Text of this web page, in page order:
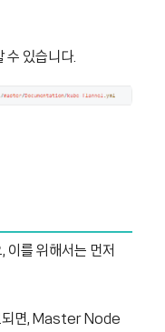
수 있습니다.
를 위해서는 먼저
되면, Master Node